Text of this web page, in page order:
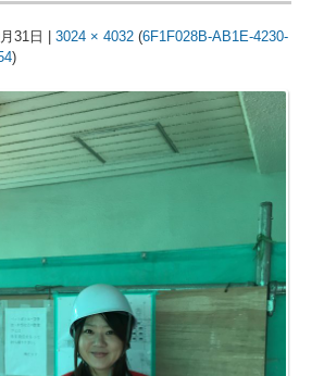
31日 3024 × 4032 (6F1F028B-AB1E-4230-
)